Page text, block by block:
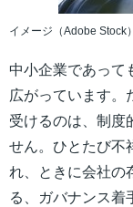
イメージ（Adobe Stock）
中小企業であって
広がっています。
受けるのは、制度
せん。ひとたび不
れ、ときに会社の
る、ガバナンス着